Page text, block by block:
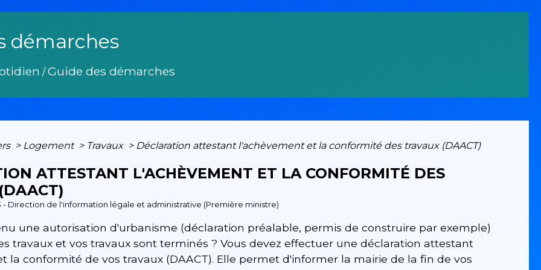
démarches
/Guide des démarches
> Logement > Travaux > Déclaration attestant l'achèvement et la conformité des travaux (DAACT)
ATTESTANT L'ACHÈVEMENT ET LA CONFORMITÉ DES
- Direction de l'information légale et administrative (Première ministre)
une autorisation d'urbanisme (déclaration préalable, permis de construire par exemple)
travaux et vos travaux sont terminés ? Vous devez effectuer une déclaration attestant
la conformité de vos travaux (DAACT). Elle permet d'informer la mairie de la fin de vos